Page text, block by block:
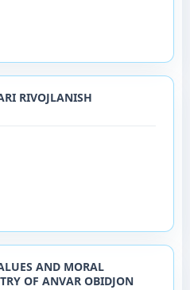
RIVOJLANISH
AND MORAL
OF ANVAR OBIDJON